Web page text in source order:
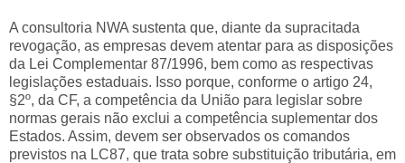
A consultoria NWA sustenta que, diante da supracitada
revogação, as empresas devem atentar para as disposições
da Lei Complementar 87/1996, bem como as respectivas
legislações estaduais. Isso porque, conforme o artigo 24,
§2º, da CF, a competência da União para legislar sobre
normas gerais não exclui a competência suplementar dos
Estados. Assim, devem ser observados os comandos
previstos na LC87, que trata sobre substituição tributária, em